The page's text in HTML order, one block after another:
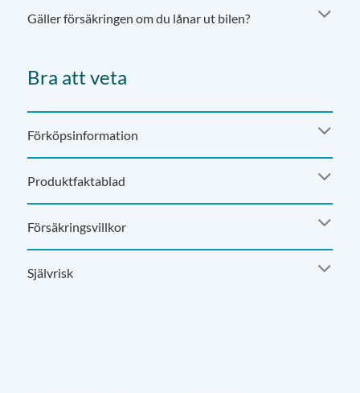
Gäller försäkringen om du lånar ut bilen?
Bra att veta
Förköpsinformation
Produktfaktablad
Försäkringsvillkor
Självrisk